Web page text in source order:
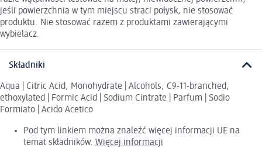
jeśli powierzchnia w tym miejscu straci połysk, nie stosować
produktu. Nie stosować razem z produktami zawierającymi
wybielacz.
Składniki
Aqua | Citric Acid, Monohydrate | Alcohols, C9-11-branched,
ethoxylated | Formic Acid | Sodium Cintrate | Parfum | Sodio
Formiato | Acido Acetico
Pod tym linkiem można znaleźć więcej informacji UE na
temat składników. Więcej informacji